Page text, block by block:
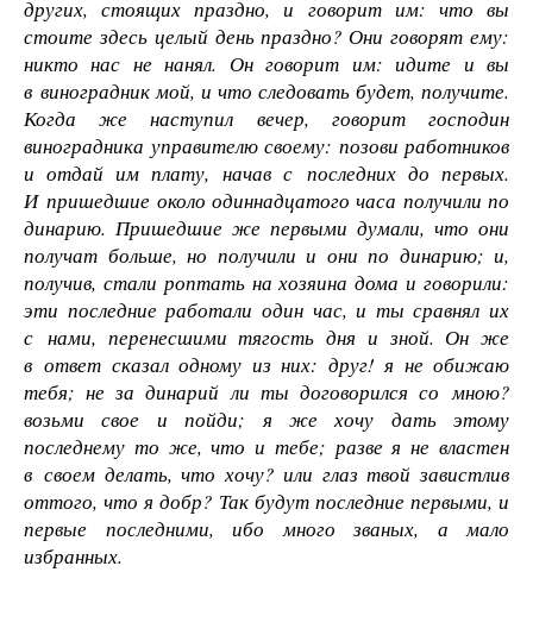
других, стоящих праздно, и говорит им: что вы
стоите здесь целый день праздно? Они говорят ему:
никто нас не нанял. Он говорит им: идите и вы
в виноградник мой, и что следовать будет, получите.
Когда же наступил вечер, говорит господин
виноградника управителю своему: позови работников
и отдай им плату, начав с последних до первых.
И пришедшие около одиннадцатого часа получили по
динарию. Пришедшие же первыми думали, что они
получат больше, но получили и они по динарию; и,
получив, стали роптать на хозяина дома и говорили:
эти последние работали один час, и ты сравнял их
с нами, перенесшими тягость дня и зной. Он же
в ответ сказал одному из них: друг! я не обижаю
тебя; не за динарий ли ты договорился со мною?
возьми свое и пойди; я же хочу дать этому
последнему то же, что и тебе; разве я не властен
в своем делать, что хочу? или глаз твой завистлив
оттого, что я добр? Так будут последние первыми, и
первые последними, ибо много званых, а мало
избранных.